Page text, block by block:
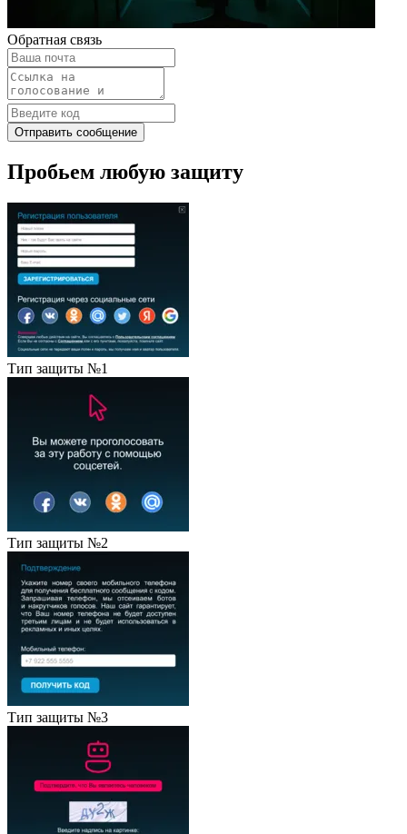
Обратная связь
Отправить сообщение
Пробьем любую защиту
Тип защиты №1
Тип защиты №2
Тип защиты №3